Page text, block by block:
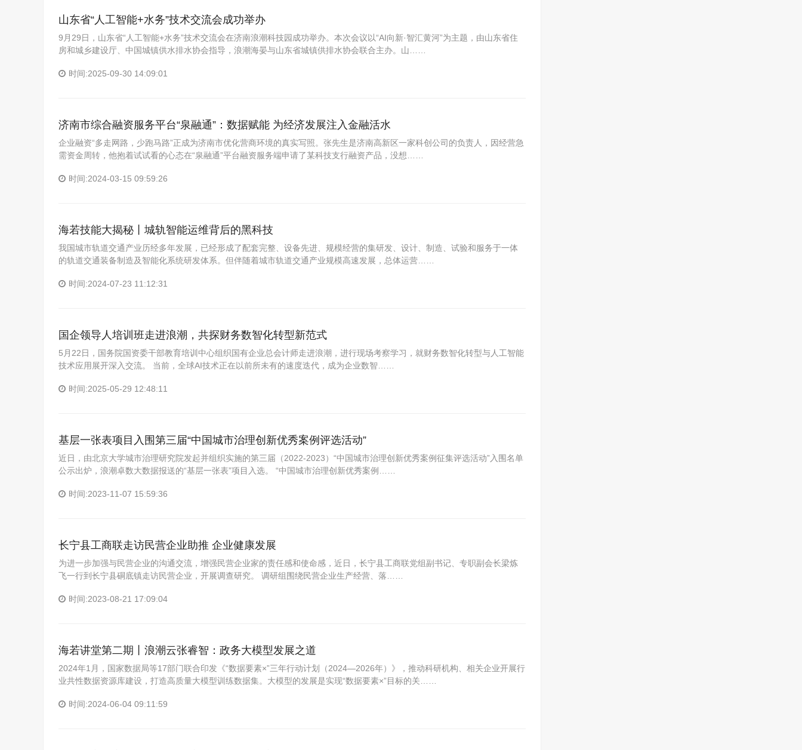
山东省“人工智能+水务”技术交流会成功举办
9月29日，山东省“人工智能+水务”技术交流会在济南浪潮科技园成功举办。本次会议以“AI向新·智汇黄河”为主题，由山东省住
房和城乡建设厅、中国城镇供水排水协会指导，浪潮海晏与山东省城镇供排水协会联合主办。山……
时间:2025-09-30 14:09:01
济南市综合融资服务平台“泉融通”：数据赋能 为经济发展注入金融活水
企业融资“多走网路，少跑马路”正成为济南市优化营商环境的真实写照。张先生是济南高新区一家科创公司的负责人，因经营急
需资金周转，他抱着试试看的心态在“泉融通”平台融资服务端申请了某科技支行融资产品，没想……
时间:2024-03-15 09:59:26
海若技能大揭秘丨城轨智能运维背后的黑科技
我国城市轨道交通产业历经多年发展，已经形成了配套完整、设备先进、规模经营的集研发、设计、制造、试验和服务于一体
的轨道交通装备制造及智能化系统研发体系。但伴随着城市轨道交通产业规模高速发展，总体运营……
时间:2024-07-23 11:12:31
国企领导人培训班走进浪潮，共探财务数智化转型新范式
5月22日，国务院国资委干部教育培训中心组织国有企业总会计师走进浪潮，进行现场考察学习，就财务数智化转型与人工智能
技术应用展开深入交流。 当前，全球AI技术正在以前所未有的速度迭代，成为企业数智……
时间:2025-05-29 12:48:11
基层一张表项目入围第三届“中国城市治理创新优秀案例评选活动”
近日，由北京大学城市治理研究院发起并组织实施的第三届（2022-2023）“中国城市治理创新优秀案例征集评选活动”入围名单
公示出炉，浪潮卓数大数据报送的“基层一张表”项目入选。 “中国城市治理创新优秀案例……
时间:2023-11-07 15:59:36
长宁县工商联走访民营企业助推 企业健康发展
为进一步加强与民营企业的沟通交流，增强民营企业家的责任感和使命感，近日，长宁县工商联党组副书记、专职副会长梁炼
飞一行到长宁县硐底镇走访民营企业，开展调查研究。 调研组围绕民营企业生产经营、落……
时间:2023-08-21 17:09:04
海若讲堂第二期丨浪潮云张睿智：政务大模型发展之道
2024年1月，国家数据局等17部门联合印发《“数据要素×”三年行动计划（2024—2026年）》，推动科研机构、相关企业开展行
业共性数据资源库建设，打造高质量大模型训练数据集。大模型的发展是实现“数据要素×”目标的关……
时间:2024-06-04 09:11:59